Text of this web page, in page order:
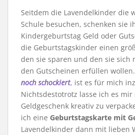
Seitdem die Lavendelkinder die
Schule besuchen, schenken sie
Kindergeburtstag Geld oder
die Geburtstagskinder einen
den sie sparen und den sie sich
den Gutscheinen erfüllen
noch schockiert, ist es für mich
Nichtsdestotrotz lasse ich es
Geldgeschenk kreativ zu
ich eine Geburtstagskarte mit
Lavendelkinder dann mit lieben